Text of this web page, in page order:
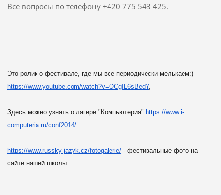
Все вопросы по телефону +420 775 543 425.
Это ролик о фестивале, где мы все периодически мелькаем:)
https://www.youtube.com/watch?v=OCgIL6sBedY,
Здесь можно узнать о лагере "Компьютерия" https://www.i-
computeria.ru/conf2014/
https://www.russky-jazyk.cz/fotogalerie/- фестивальные фото на
сайте нашей школы